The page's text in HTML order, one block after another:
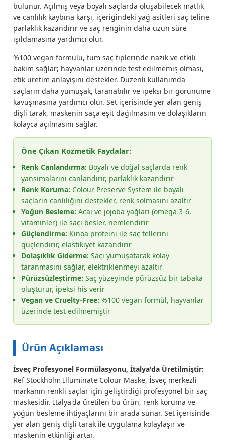
bulunur. Açılmış veya boyalı saçlarda oluşabilecek matlık
ve canlılık kaybına karşı, içeriğindeki yağ asitleri saç teline
parlaklık kazandırır ve saç renginin daha uzun süre
ışıldamasına yardımcı olur.
%100 vegan formülü, tüm saç tiplerinde nazik ve etkili
bakım sağlar; hayvanlar üzerinde test edilmemiş olması,
etik üretim anlayışını destekler. Düzenli kullanımda
saçların daha yumuşak, taranabilir ve ipeksi bir görünüme
kavuşmasına yardımcı olur. Set içerisinde yer alan geniş
dişli tarak, maskenin saça eşit dağılmasını ve dolaşıkların
kolayca açılmasını sağlar.
Öne Çıkan Kozmetik Faydalar:
Renk Canlandırma: Boyalı ve doğal saçlarda renk
yansımalarını canlandırır, parlaklık kazandırır
Renk Koruma: Colour Preserve System ile boyalı
saçların canlılığını destekler, renk solmasını azaltır
Yoğun Besleme: Acai ve jojoba yağları (omega 3-6,
vitaminler) ile saçı besler, nemlendirir
Güçlendirme: Kinoa proteini ile saç tellerini
güçlendirir, elastikiyet kazandırır
Dolaşıklık Giderme: Saçı yumuşatarak kolay
taranmasını sağlar, elektriklenmeyi azaltır
Pürüzsüzleştirme: Saç yüzeyinde pürüzsüz bir tabaka
oluşturur, ipeksi his verir
Vegan ve Cruelty-Free: %100 vegan formül, hayvanlar
üzerinde test edilmemiştir
Ürün Açıklaması
İsveç Profesyonel Formülasyonu, İtalya'da Üretilmiştir:
Ref Stockholm Illuminate Colour Maske, İsveç merkezli
markanın renkli saçlar için geliştirdiği profesyonel bir saç
maskesidir. İtalya'da üretilen bu ürün, renk koruma ve
yoğun besleme ihtiyaçlarını bir arada sunar. Set içerisinde
yer alan geniş dişli tarak ile uygulama kolaylaşır ve
maskenin etkinliği artar.